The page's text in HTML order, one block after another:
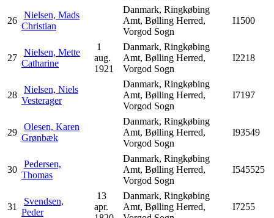
26
Nielsen, Mads
Christian
Danmark, Ringkøbing
Amt, Bølling Herred,
Vorgod Sogn
I1500
27
Nielsen, Mette
Catharine
1
aug.
1921
Danmark, Ringkøbing
Amt, Bølling Herred,
Vorgod Sogn
I2218
28
Nielsen, Niels
Vesterager
Danmark, Ringkøbing
Amt, Bølling Herred,
Vorgod Sogn
I7197
29
Olesen, Karen
Grønbæk
Danmark, Ringkøbing
Amt, Bølling Herred,
Vorgod Sogn
I93549
30
Pedersen,
Thomas
Danmark, Ringkøbing
Amt, Bølling Herred,
Vorgod Sogn
I545525
31
Svendsen,
Peder
13
apr.
Danmark, Ringkøbing
Amt, Bølling Herred,
I7255